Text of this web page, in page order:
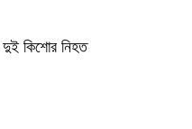
দুই কিশোর নিহত